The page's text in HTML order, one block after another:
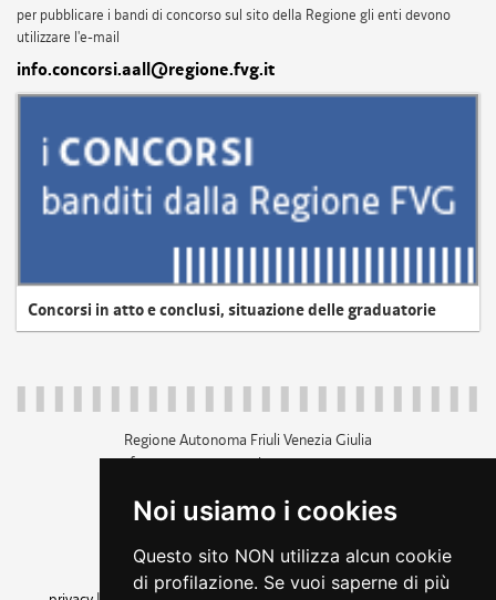
Noi usiamo i cookies
Questo sito NON utilizza alcun cookie
di profilazione. Se vuoi saperne di più
per pubblicare i bandi di concorso sul sito della Regione gli enti devono
utilizzare l'e-mail
info.concorsi.aall@regione.fvg.it
Concorsi in atto e conclusi, situazione delle graduatorie
Regione Autonoma Friuli Venezia Giulia
c.f. 80014930327; p.iva 00526040324
+39 040 3771111
amministrazione trasparente